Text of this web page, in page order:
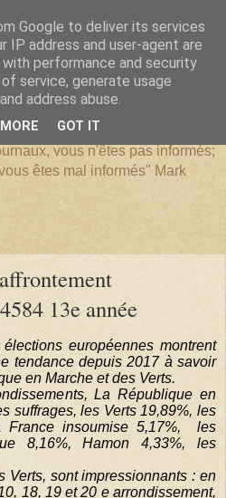
vous n'êtes pas informés;
êtes mal informés" Mark
13e année
européennes montrent
tendance depuis 2017 à savoir
en Marche et des Verts.
La République en
suffrages, les Verts 19,89%, les
France insoumise 5,17%, les
8,16%, Hamon 4,33%, les
Verts, sont impressionnants : en
18, 19 et 20 e arrondissement,
Google to deliver its services
IP address and user-agent are
performance and security
service, generate usage
address abuse.
GOT IT